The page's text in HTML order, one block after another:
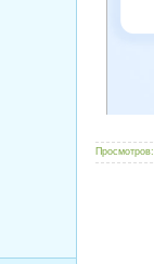
Просмотров: